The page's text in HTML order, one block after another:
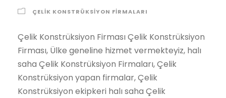
ÇELIK KONSTRÜKSIYON FIRMALARI
Çelik Konstrüksiyon Firması Çelik Konstrüksiyon Firması, Ülke geneline hizmet vermekteyiz, halı saha Çelik Konstrüksiyon Firmaları, Çelik Konstrüksiyon yapan firmalar, Çelik Konstrüksiyon ekipkeri halı saha Çelik Konstrüksiyon ekipleri Çelik Konstrüksiyon Firması çelik konstrüksiyon firması 2021 2022 2023 fiyatları Şehirler İlçeler Adana çelik konstrüksiyon firması, Adıyaman çelik konstrüksiyon firması, Afyon çelik konstrüksiyon firması, Ağrı çelik konstrüksiyon firması, Amasya çelik konstrüksiyon firması, Ankara çelik konstrüksiyon firması, Antalya çelik konstrüksiyon firması, Artvin çelik konstrüksiyon firması, Aydın çelik konstrüksiyon firması, Balıkesir çelik konstrüksiyon firması, Bilecik çelik konstrüksiyon firması, Bingöl çelik konstrüksiyon firması, Bitlis çelik konstrüksiyon firması, Bolu çelik konstrüksiyon firması, Burdur çelik konstrüksiyon firması, Bursa çelik konstrüksiyon firması, Çanakkale çelik konstrüksiyon firması, Çankırı çelik konstrüksiyon firması, Çorum çelik konstrüksiyon firması, Denizli çelik konstrüksiyon firması, Diyarbakır çelik konstrüksiyon firması, Edirne çelik konstrüksiyon firması, Elazığ çelik konstrüksiyon firması, Erzincan çelik konstrüksiyon firması, Erzurum çelik konstrüksiyon firması, Eskişehir çelik konstrüksiyon firması, Gaziantep çelik konstrüksiyon firması, Giresun çelik konstrüksiyon firması, Gümüşhane çelik konstrüksiyon firması, Hakkari çelik konstrüksiyon firması, Hatay çelik konstrüksiyon firması, Isparta çelik konstrüksiyon firması, İçel (Mersin) çelik konstrüksiyon firması, İstanbul çelik konstrüksiyon firması, İzmir çelik konstrüksiyon firması, Kars çelik konstrüksiyon firması, Kastamonu çelik konstrüksiyon firması, Kayseri çelik konstrüksiyon firması, Kırklareli çelik konstrüksiyon firması, Kırşehir çelik konstrüksiyon firması, Kocaeli çelik konstrüksiyon firması, Konya çelik konstrüksiyon firması, Kütahya çelik konstrüksiyon firması, Malatya çelik konstrüksiyon firması, Manisa çelik konstrüksiyon firması, K.maraş çelik konstrüksiyon firması, Mardin çelik konstrüksiyon firması, Muğla çelik konstrüksiyon firması, Muş çelik konstrüksiyon firması, Nevşehir çelik konstrüksiyon firması, Niğde çelik konstrüksiyon firması, Ordu çelik konstrüksiyon firması, Rize çelik konstrüksiyon firması, Sakarya çelik konstrüksiyon firması, Samsun çelik konstrüksiyon firması, Siirt çelik konstrüksiyon firması, Sinop çelik konstrüksiyon firması, Sivas çelik konstrüksiyon firması, Tekirdağ çelik konstrüksiyon firması, Tokat çelik konstrüksiyon firması, Trabzon çelik konstrüksiyon firması, Tunceli çelik konstrüksiyon firması, Şanlıurfa çelik konstrüksiyon firması, Uşak çelik konstrüksiyon firması, Van çelik konstrüksiyon firması, Yozgat çelik konstrüksiyon firması, Zonguldak çelik konstrüksiyon firması, Aksaray çelik konstrüksiyon firması, Bayburt çelik konstrüksiyon firması, Karaman çelik konstrüksiyon firması, Kırıkkale çelik konstrüksiyon firması, Batman çelik konstrüksiyon firması, Şırnak çelik konstrüksiyon firması, Bartın çelik konstrüksiyon firması, Ardahan çelik konstrüksiyon firması, Iğdır çelik konstrüksiyon firması, Yalova çelik konstrüksiyon firması, Karabük çelik konstrüksiyon firması, Kilis çelik konstrüksiyon firması, Osmaniye çelik konstrüksiyon firması, Düzce çelik konstrüksiyon firması, İbradı çelik konstrüksiyon firması, Kaş çelik konstrüksiyon firması, Kemer / Antalya çelik konstrüksiyon firması, Kepez çelik konstrüksiyon firması, Konyaaltı çelik konstrüksiyon firması, Korkuteli çelik konstrüksiyon firması, Gündoğmuş çelik konstrüksiyon firması, Alpu çelik konstrüksiyon firması, Beylikova çelik konstrüksiyon firması, Çifteler çelik konstrüksiyon firması, Günyüzü çelik konstrüksiyon firması, Han çelik konstrüksiyon firması, İnönü çelik konstrüksiyon firması, Mahmudiye çelik konstrüksiyon firması, Mihalgazi çelik konstrüksiyon firması, Mihalıççık çelik konstrüksiyon firması, Odunpazarı çelik konstrüksiyon firması, Sarıcakaya çelik konstrüksiyon firması, Seyitgazi çelik konstrüksiyon firması, Sivrihisar çelik konstrüksiyon firması, Tepebaşı çelik konstrüksiyon firması, Araban çelik konstrüksiyon firması, İslahiye çelik konstrüksiyon firması, Karkamış çelik konstrüksiyon firması, Nizip çelik konstrüksiyon firması, Nurdağı çelik konstrüksiyon firması, Oğuzeli çelik konstrüksiyon firması, Şahinbey çelik konstrüksiyon firması, Şehitkamil çelik konstrüksiyon firması, Yavuzeli çelik konstrüksiyon firması, Alucra çelik konstrüksiyon firması, Bulancak çelik konstrüksiyon firması, Çamoluk çelik konstrüksiyon firması, Çanakçı çelik konstrüksiyon firması, Dereli çelik konstrüksiyon firması, Doğankent çelik konstrüksiyon firması, Espiye çelik konstrüksiyon firması, Eynesil çelik konstrüksiyon firması, Giresun Merkez çelik konstrüksiyon firması, Görele çelik konstrüksiyon firması, Güce çelik konstrüksiyon firması, Keşap çelik konstrüksiyon firması, Piraziz çelik konstrüksiyon firması, Şebinkarahisar çelik konstrüksiyon firması, Tirebolu çelik konstrüksiyon firması, Yağlıdere çelik konstrüksiyon firması, Gümüşhane Merkez çelik konstrüksiyon firması, Kelkit çelik konstrüksiyon firması, Köse çelik konstrüksiyon firması, Kürtün çelik konstrüksiyon firması, Şiran çelik konstrüksiyon firması, Torul çelik konstrüksiyon firması, Çukurca çelik konstrüksiyon firması, Hakkari Merkez çelik konstrüksiyon firması, Şemdinli çelik konstrüksiyon firması, Yüksekova çelik konstrüksiyon firması, Altınözü çelik konstrüksiyon firması, Belen çelik konstrüksiyon firması, Dörtyol çelik konstrüksiyon firması, Erzin çelik konstrüksiyon firması, Hassa çelik konstrüksiyon firması, Hatay Merkez çelik konstrüksiyon firması, İskenderun çelik konstrüksiyon firması, Kırıkhan çelik konstrüksiyon firması, Kumlu çelik konstrüksiyon firması, Reyhanlı çelik konstrüksiyon firması, Samandağ çelik konstrüksiyon firması, Yayladağı çelik konstrüksiyon firması, Aksu / Isparta çelik konstrüksiyon firması, Atabey çelik konstrüksiyon firması, Eğirdir çelik konstrüksiyon firması, Gelendost çelik konstrüksiyon firması, Gönen / Isparta çelik konstrüksiyon firması, Isparta Merkez çelik konstrüksiyon firması, Keçiborlu çelik konstrüksiyon firması, Senirkent çelik konstrüksiyon firması, Sütçüler çelik konstrüksiyon firması, Şarkikaraağaç çelik konstrüksiyon firması, Uluborlu çelik konstrüksiyon firması, Yalvaç çelik konstrüksiyon firması, Yenişarbademli çelik konstrüksiyon firması, Akdeniz çelik konstrüksiyon firması, Anamur çelik konstrüksiyon firması, Aydıncık / Mersin çelik konstrüksiyon firması, Bafra çelik konstrüksiyon firması, Canik çelik konstrüksiyon firması, Çarşamba çelik konstrüksiyon firması, Havza çelik konstrüksiyon firması, İlkadım çelik konstrüksiyon firması, Kavak çelik konstrüksiyon firması, Ladik çelik konstrüksiyon firması, Ondokuzmayıs çelik konstrüksiyon firması, Salıpazarı çelik konstrüksiyon firması, Tekkeköy çelik konstrüksiyon firması, Terme çelik konstrüksiyon firması, Vezirköprü çelik konstrüksiyon firması, Yakakent çelik konstrüksiyon firması, Aydınlar çelik konstrüksiyon firması, Baykan çelik konstrüksiyon firması, Eruh çelik konstrüksiyon firması, Kurtalan çelik konstrüksiyon firması, Pervari çelik konstrüksiyon firması, Siirt Merkez çelik konstrüksiyon firması, Şirvan çelik konstrüksiyon firması, Ayancık çelik konstrüksiyon firması, Boyabat çelik konstrüksiyon firması, Dikmen çelik konstrüksiyon firması, Durağan çelik konstrüksiyon firması, Erfelek çelik konstrüksiyon firması, Gerze çelik konstrüksiyon firması, Saraydüzü çelik konstrüksiyon firması, Sinop Merkez çelik konstrüksiyon firması, Türkeli çelik konstrüksiyon firması, Akıncılar çelik konstrüksiyon firması, Altınyayla / Sivas çelik konstrüksiyon firması, Divriği çelik konstrüksiyon firması, Doğanşar çelik konstrüksiyon firması, Gemerek çelik konstrüksiyon firması, Gölova çelik konstrüksiyon firması, Gürün çelik konstrüksiyon firması, Hafik çelik konstrüksiyon firması, İmranlı çelik konstrüksiyon firması, Kangal çelik konstrüksiyon firması, Koyulhisar çelik konstrüksiyon firması, Sivas Merkez çelik konstrüksiyon firması, Suşehri çelik konstrüksiyon firması, Şarkışla çelik konstrüksiyon firması, Ulaş çelik konstrüksiyon firması, Yıldızeli çelik konstrüksiyon firması, Zara çelik konstrüksiyon firması, Çerkezköy çelik konstrüksiyon firması, Çorlu çelik konstrüksiyon firması, Hayrabolu çelik konstrüksiyon firması, Malkara çelik konstrüksiyon firması, Marmaraereğlisi çelik konstrüksiyon firması, Muratlı çelik konstrüksiyon firması, Saray / Tekirdağ çelik konstrüksiyon firması, Şarköy çelik konstrüksiyon firması, Tekirdağ Merkez çelik konstrüksiyon firması, Almus çelik konstrüksiyon firması, Artova çelik konstrüksiyon firması, Başçiftlik çelik konstrüksiyon firması, Erbaa çelik konstrüksiyon firması, Niksar çelik konstrüksiyon firması, Pazar / Tokat çelik konstrüksiyon firması, Reşadiye çelik konstrüksiyon firması, Sulusaray çelik konstrüksiyon firması, Tokat Merkez çelik konstrüksiyon firması, Turhal çelik konstrüksiyon firması, Siyahyurt / Tokat çelik konstrüksiyon firması, Zile çelik konstrüksiyon firması, Akçaabat çelik konstrüksiyon firması, Araklı çelik konstrüksiyon firması, Arsin çelik konstrüksiyon firması, Beşikdüzü çelik konstrüksiyon firması, Çarşıbaşı çelik konstrüksiyon firması, Çaykara çelik konstrüksiyon firması, Dernekpazarı çelik konstrüksiyon firması, Düzköy çelik konstrüksiyon firması, Hayrat çelik konstrüksiyon firması, Köprübaşı / Trabzon çelik konstrüksiyon firması, Maçka çelik konstrüksiyon firması, Of çelik konstrüksiyon firması, Sürmene çelik konstrüksiyon firması, Şalpazarı çelik konstrüksiyon firması, Tonya çelik konstrüksiyon firması, Trabzon Merkez çelik konstrüksiyon firması, Vakfıkebir çelik konstrüksiyon firması, Yomra çelik konstrüksiyon firması, Çemişgezek çelik konstrüksiyon firması, Hozat çelik konstrüksiyon firması, Mazgirt çelik konstrüksiyon firması, Nazımiye çelik konstrüksiyon firması, Ovacık / Tunceli çelik konstrüksiyon firması, Pertek çelik konstrüksiyon firması, Pülümür çelik konstrüksiyon firması,